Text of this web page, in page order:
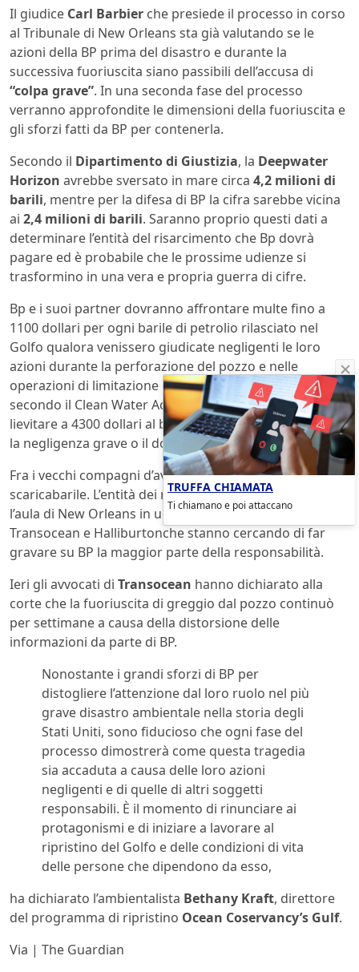
Il giudice Carl Barbier che presiede il processo in corso
al Tribunale di New Orleans sta già valutando se le
azioni della BP prima del disastro e durante la
successiva fuoriuscita siano passibili dell’accusa di
“colpa grave”. In una seconda fase del processo
verranno approfondite le dimensioni della fuoriuscita e
gli sforzi fatti da BP per contenerla.
Secondo il Dipartimento di Giustizia, la Deepwater
Horizon avrebbe sversato in mare circa 4,2 milioni di
barili, mentre per la difesa di BP la cifra sarebbe vicina
ai 2,4 milioni di barili. Saranno proprio questi dati a
determinare l’entità del risarcimento che Bp dovrà
pagare ed è probabile che le prossime udienze si
trasformino in una vera e propria guerra di cifre.
Bp e i suoi partner dovranno affrontare multe fino a
1100 dollari per ogni barile di petrolio rilasciato nel
Golfo qualora venissero giudicate negligenti le loro
azioni durante la perforazione del pozzo e nelle
operazioni di limitazione dei danni dell’incidente. Ma,
secondo il Clean Water Act, le ammende potranno
lievitare a 4300 dollari al barile qualora venisse provata
la negligenza grave o il dolo.
Fra i vecchi compagni d’avventura ormai si gioca allo
scaricabarile. L’entità dei risarcimenti ha trasformato
l’aula di New Orleans in un nido di vipere, con
Transocean e Halliburtonche stanno cercando di far
gravare su BP la maggior parte della responsabilità.
Ieri gli avvocati di Transocean hanno dichiarato alla
corte che la fuoriuscita di greggio dal pozzo continuò
per settimane a causa della distorsione delle
informazioni da parte di BP.
Nonostante i grandi sforzi di BP per
distogliere l’attenzione dal loro ruolo nel più
grave disastro ambientale nella storia degli
Stati Uniti, sono fiducioso che ogni fase del
processo dimostrerà come questa tragedia
sia accaduta a causa delle loro azioni
negligenti e di quelle di altri soggetti
responsabili. È il momento di rinunciare ai
protagonismi e di iniziare a lavorare al
ripristino del Golfo e delle condizioni di vita
delle persone che dipendono da esso,
ha dichiarato l’ambientalista Bethany Kraft, direttore
del programma di ripristino Ocean Coservancy’s Gulf.
Via | The Guardian
TRUFFA CHIAMATA
Ti chiamano e poi attaccano